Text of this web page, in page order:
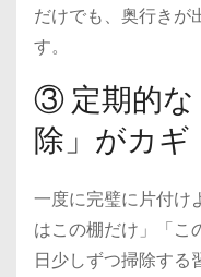
だけでも、奥行きが
す。
③ 定期的な
除」がカギ
一度に完璧に片付け
はこの棚だけ」「こ
日少しずつ掃除する